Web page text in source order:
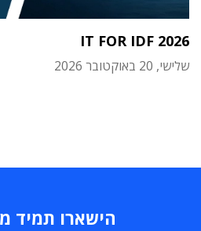
IT FOR IDF 2026
שלישי, 20 באוקטובר 2026
הישארו תמיד